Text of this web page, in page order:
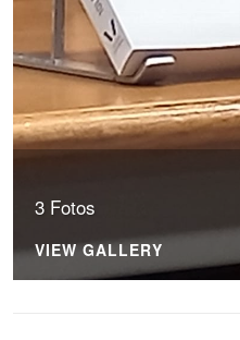
3 Fotos
VIEW GALLERY